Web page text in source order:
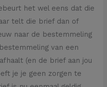
het wel eens dat die
telt die brief dan of
naar de bestemmeling
van een
(en de brief aan jou
je je geen zorgen te